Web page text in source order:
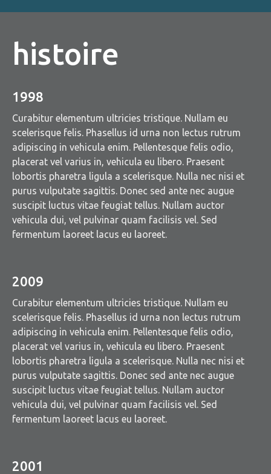
histoire
1998
Curabitur elementum ultricies tristique. Nullam eu
scelerisque felis. Phasellus id urna non lectus rutrum
adipiscing in vehicula enim. Pellentesque felis odio,
placerat vel varius in, vehicula eu libero. Praesent
lobortis pharetra ligula a scelerisque. Nulla nec nisi et
purus vulputate sagittis. Donec sed ante nec augue
suscipit luctus vitae feugiat tellus. Nullam auctor
vehicula dui, vel pulvinar quam facilisis vel. Sed
fermentum laoreet lacus eu laoreet.
2009
Curabitur elementum ultricies tristique. Nullam eu
scelerisque felis. Phasellus id urna non lectus rutrum
adipiscing in vehicula enim. Pellentesque felis odio,
placerat vel varius in, vehicula eu libero. Praesent
lobortis pharetra ligula a scelerisque. Nulla nec nisi et
purus vulputate sagittis. Donec sed ante nec augue
suscipit luctus vitae feugiat tellus. Nullam auctor
vehicula dui, vel pulvinar quam facilisis vel. Sed
fermentum laoreet lacus eu laoreet.
2001